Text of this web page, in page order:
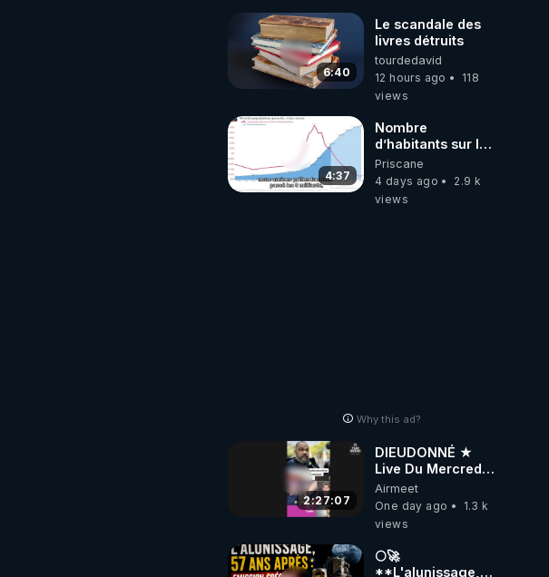
6:40
Le scandale des
livres détruits
tourdedavid
12 hours ago
118
views
4:37
Nombre
d’habitants sur la
planète Terre…
Priscane
4 days ago
2.9 k
views
Why this ad?
2:27:07
DIEUDONNÉ ★
Live Du Mercredi
5 Août 2026
Airmeet
One day ago
1.3 k
views
🌕🚀
**L'alunissage,